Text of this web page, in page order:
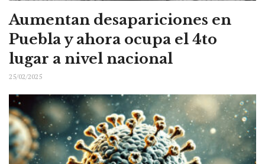
Aumentan desapariciones en
Puebla y ahora ocupa el 4to
lugar a nivel nacional
25/02/2025